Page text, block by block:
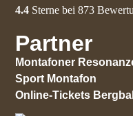
4.4 Sterne bei873
Partner
Montafoner
Sport Montafon
Online-Tickets